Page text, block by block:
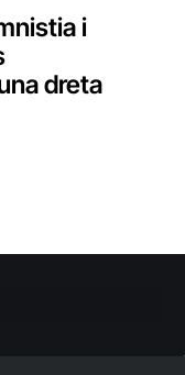
i
dreta